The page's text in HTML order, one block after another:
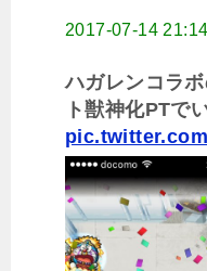
2017-07-14 21:14
ハガレンコラ
ト獣神化PTで